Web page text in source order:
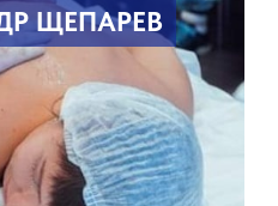
ЩЕПАРЕВ